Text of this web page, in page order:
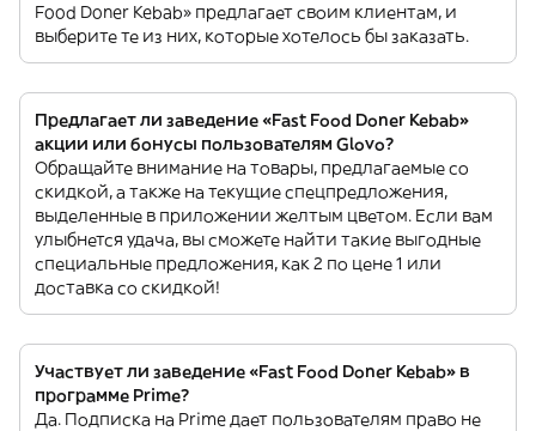
Food Doner Kebab» предлагает своим клиентам, и
выберите те из них, которые хотелось бы заказать.
Предлагает ли заведение «Fast Food Doner Kebab»
акции или бонусы пользователям Glovo?
Обращайте внимание на товары, предлагаемые со
скидкой, а также на текущие спецпредложения,
выделенные в приложении желтым цветом. Если вам
улыбнется удача, вы сможете найти такие выгодные
специальные предложения, как 2 по цене 1 или
доставка со скидкой!
Участвует ли заведение «Fast Food Doner Kebab» в
программе Prime?
Да. Подписка на Prime дает пользователям право не